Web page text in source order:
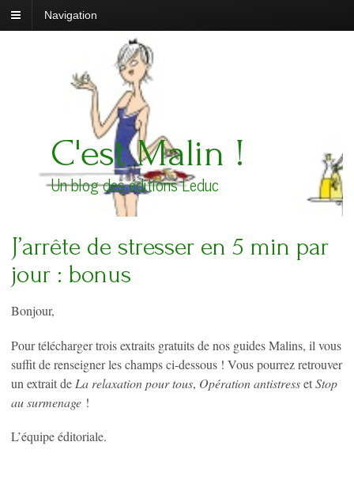
Navigation
C'est Malin !
Un blog des éditions Leduc
J’arrête de stresser en 5 min par
jour : bonus
Bonjour,
Pour télécharger trois extraits gratuits de nos guides Malins, il vous
suffit de renseigner les champs ci-dessous ! Vous pourrez retrouver
un extrait de La relaxation pour tous, Opération antistressetStop
au surmenage !
L’équipe éditoriale.